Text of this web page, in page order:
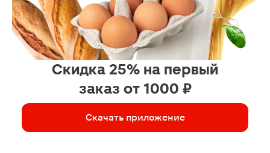
Скидка 25% на первый
заказ от 1000 ₽
Скачать приложение